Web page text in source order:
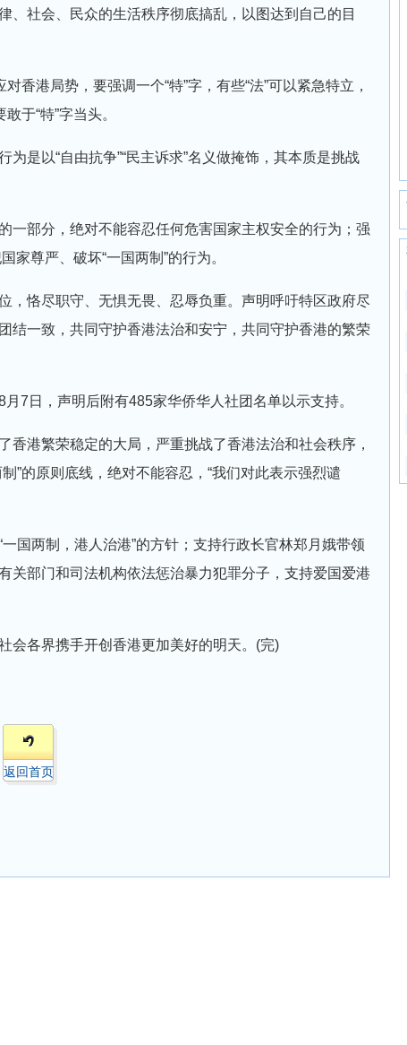
社会、民众的生活秩序彻底搞乱，以图达到自己的目
香港局势，要强调一个“特”字，有些“法”可以紧急特立，
于“特”字当头。
是以“自由抗争”“民主诉求”名义做掩饰，其本质是挑战
一部分，绝对不能容忍任何危害国家主权安全的行为；强
家尊严、破坏“一国两制”的行为。
，恪尽职守、无惧无畏、忍辱负重。声明呼吁特区政府尽
结一致，共同守护香港法治和安宁，共同守护香港的繁荣
7日，声明后附有485家华侨华人社团名单以示支持。
港繁荣稳定的大局，严重挑战了香港法治和社会秩序，
”的原则底线，绝对不能容忍，“我们对此表示强烈谴
国两制，港人治港”的方针；支持行政长官林郑月娥带领
关部门和司法机构依法惩治暴力犯罪分子，支持爱国爱港
会各界携手开创香港更加美好的明天。(完)
返回首页